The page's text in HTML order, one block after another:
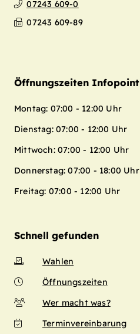
07243 609-0
07243 609-89
Öffnungszeiten Infopoint
Montag: 07:00 - 12:00 Uhr
Dienstag: 07:00 - 12:00 Uhr
Mittwoch: 07:00 - 12:00 Uhr
Donnerstag: 07:00 - 18:00 Uhr
Freitag: 07:00 - 12:00 Uhr
Schnell gefunden
Wahlen
Öffnungszeiten
Wer macht was?
Terminvereinbarung